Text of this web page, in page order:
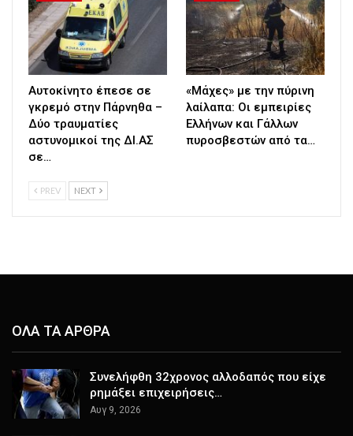
Αυτοκίνητο έπεσε σε
γκρεμό στην Πάρνηθα –
Δύο τραυματίες
αστυνομικοί της ΔΙ.ΑΣ
σε…
«Μάχες» με την πύρινη
λαίλαπα: Οι εμπειρίες
Ελλήνων και Γάλλων
πυροσβεστών από τα…
PREV NEXT
ΟΛΑ ΤΑ ΑΡΘΡΑ
Συνελήφθη 32χρονος αλλοδαπός που είχε
ρημάξει επιχειρήσεις…
Αυγ 9, 2026